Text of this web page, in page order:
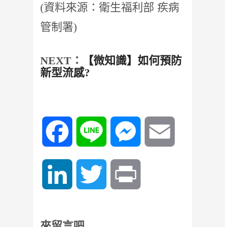
(資料來源：衛生福利部 疾病
管制署)
NEXT：
【微知識】如何預防
新型流感?
Facebook Line Messenger
LinkedIn Twitter